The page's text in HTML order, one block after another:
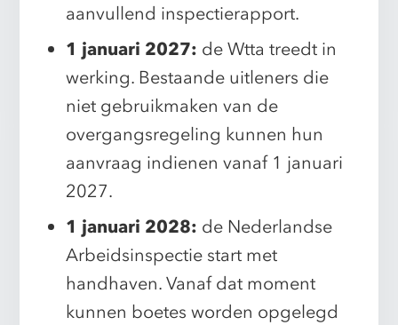
aanvullend inspectierapport.
1 januari 2027: de Wtta treedt in
werking. Bestaande uitleners die
niet gebruikmaken van de
overgangsregeling kunnen hun
aanvraag indienen vanaf 1 januari
2027.
1 januari 2028: de Nederlandse
Arbeidsinspectie start met
handhaven. Vanaf dat moment
kunnen boetes worden opgelegd